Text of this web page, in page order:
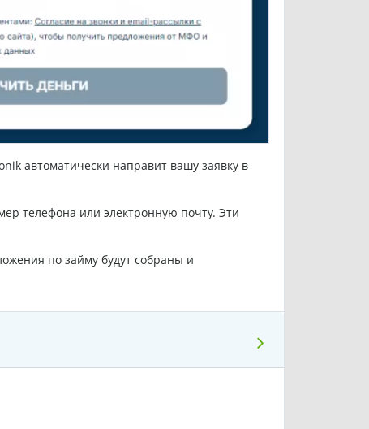
автоматически направит вашу заявку в
телефона или электронную почту. Эти
по займу будут собраны и